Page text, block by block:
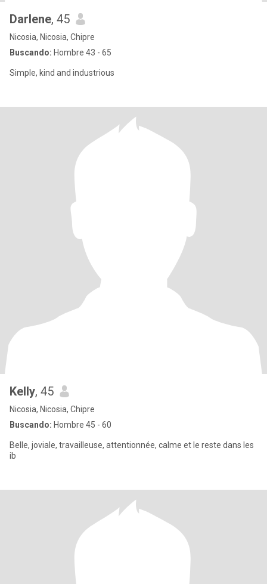
Darlene, 45
Nicosia, Nicosia, Chipre
Buscando: Hombre 43 - 65
Simple, kind and industrious
Kelly, 45
Nicosia, Nicosia, Chipre
Buscando: Hombre 45 - 60
Belle, joviale, travailleuse, attentionnée, calme et le reste dans les
ib